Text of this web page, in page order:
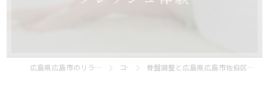
広島県広島市のリラクゼーションなら美骨サロン恵み コラム 骨盤調整と広島県広島市佐伯区のドライヘッドスパで叶える全身リフレッシュ体験